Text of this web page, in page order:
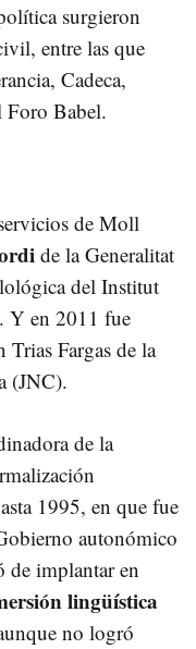
surgieron
entre las que
Cadeca,
Foro Babel.
de Moll
de la Generalitat
del Institut
Y en 2011 fue
Fargas de la
(JNC).
de la
1995, en que fue
autonómico
de implantar en
lingüística
no logró